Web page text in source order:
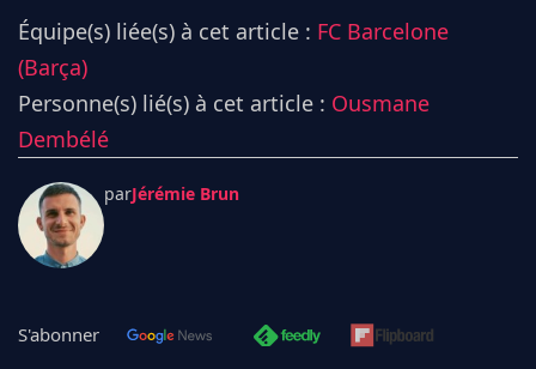
Équipe(s) liée(s) à cet article : FC Barcelone
(Barça)
Personne(s) lié(s) à cet article : Ousmane
Dembélé
parJérémie Brun
S'abonner